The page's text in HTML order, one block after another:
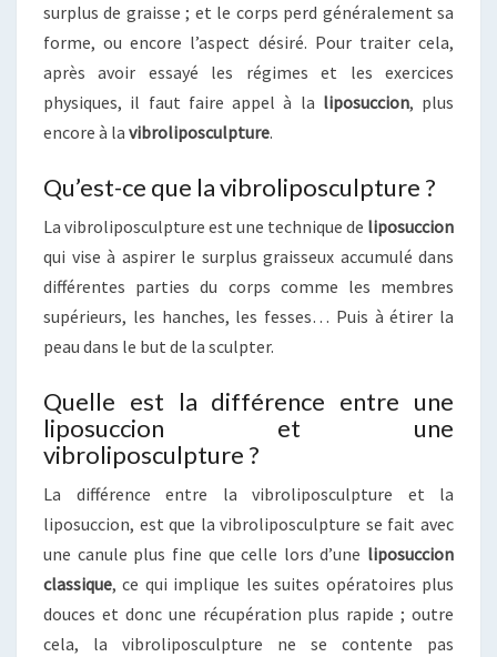
surplus de graisse ; et le corps perd généralement sa
forme, ou encore l’aspect désiré. Pour traiter cela,
après avoir essayé les régimes et les exercices
physiques, il faut faire appel à la liposuccion, plus
encore à la vibroliposculpture.
Qu’est-ce que la vibroliposculpture ?
La vibroliposculpture est une technique de liposuccion
qui vise à aspirer le surplus graisseux accumulé dans
différentes parties du corps comme les membres
supérieurs, les hanches, les fesses… Puis à étirer la
peau dans le but de la sculpter.
Quelle est la différence entre une
liposuccion et une
vibroliposculpture ?
La différence entre la vibroliposculpture et la
liposuccion, est que la vibroliposculpture se fait avec
une canule plus fine que celle lors d’une liposuccion
classique, ce qui implique les suites opératoires plus
douces et donc une récupération plus rapide ; outre
cela, la vibroliposculpture ne se contente pas